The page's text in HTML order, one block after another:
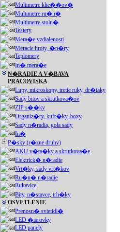
Multimetre klie��ov�
Multimetre ru�n�
Multimetre stoln�
Testery
Mera�e vzdialenosti
Meracie hroty, �n�ry
Teplomery
In� mera�e
N�RADIE A V�BAVA
PRACOVISKA
Lupy, mikroskopy, tretie ruky, dr�iaky
Sady bitov a skrutkova�ov
ZIP s��ky
Organiz�ry, kufr�ky, boxy
Sady n�radia, gola sady
In�
P�sky (r�zne druhy)
AKU v�ta�ky a skrutkova�e
Elektrick� n�radie
Vrt�ky, sady vrt�kov
Ru�n� n�radie
Rukavice
Bity, n�stavce, trh�ky
OSVETLENIE
Prenosn� svietidl�
LED �iarovky
LED panely